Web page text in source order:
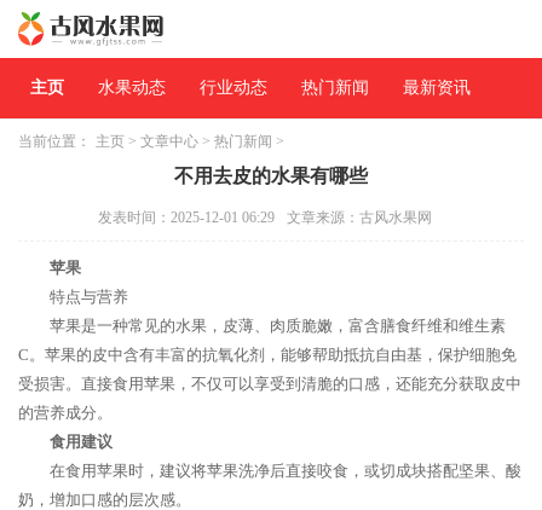
主页 水果动态 行业动态 热门新闻 最新资讯
当前位置： 主页 > 文章中心 > 热门新闻 >
不用去皮的水果有哪些
发表时间：2025-12-01 06:29 文章来源：古风水果网
苹果
特点与营养
苹果是一种常见的水果，皮薄、肉质脆嫩，富含膳食纤维和维生素
C。苹果的皮中含有丰富的抗氧化剂，能够帮助抵抗自由基，保护细胞免
受损害。直接食用苹果，不仅可以享受到清脆的口感，还能充分获取皮中
的营养成分。
食用建议
在食用苹果时，建议将苹果洗净后直接咬食，或切成块搭配坚果、酸
奶，增加口感的层次感。